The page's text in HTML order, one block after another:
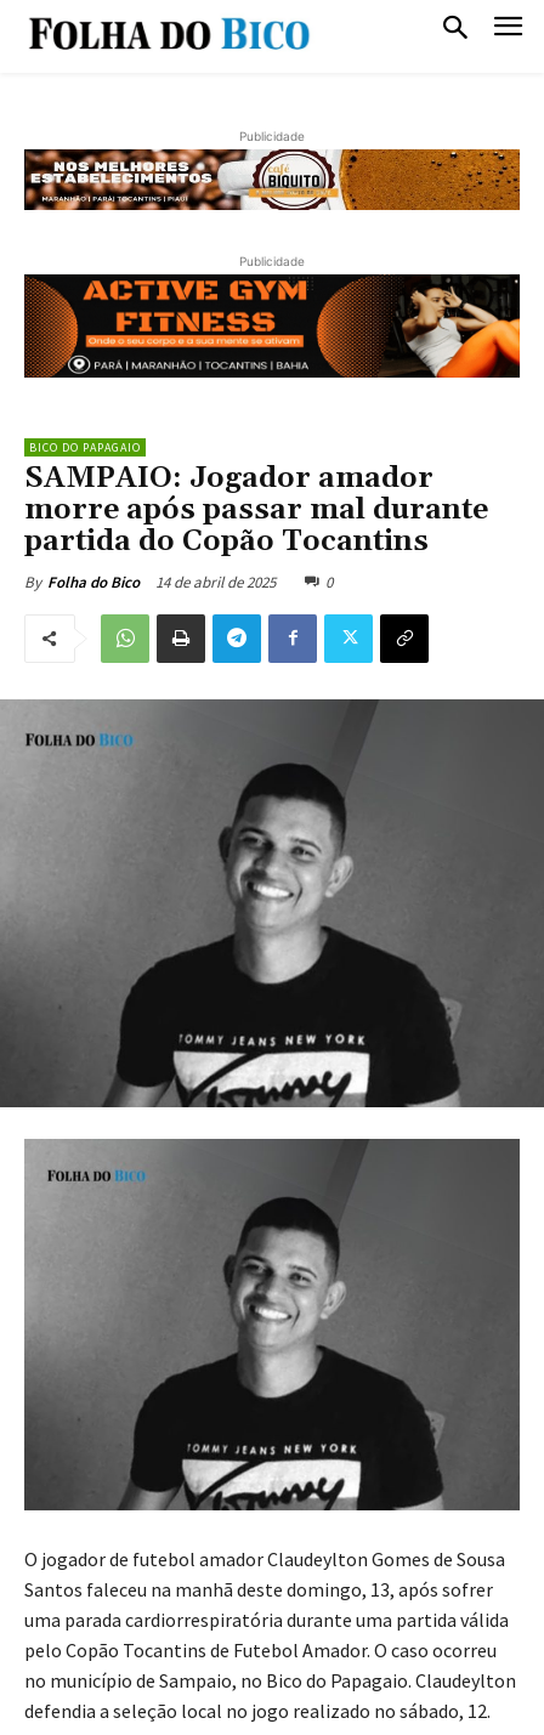
Publicidade
Publicidade
BICO DO PAPAGAIO
SAMPAIO: Jogador amador
morre após passar mal durante
partida do Copão Tocantins
By Folha do Bico 14 de abril de 2025 0
O jogador de futebol amador Claudeylton Gomes de Sousa
Santos faleceu na manhã deste domingo, 13, após sofrer
uma parada cardiorrespiratória durante uma partida válida
pelo Copão Tocantins de Futebol Amador. O caso ocorreu
no município de Sampaio, no Bico do Papagaio. Claudeylton
defendia a seleção local no jogo realizado no sábado, 12.